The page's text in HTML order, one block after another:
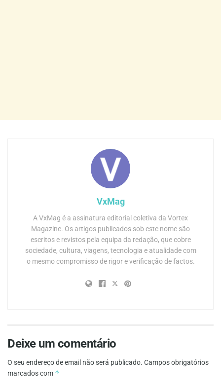
VxMag
A VxMag é a assinatura editorial coletiva da Vortex
Magazine. Os artigos publicados sob este nome são
escritos e revistos pela equipa da redação, que cobre
sociedade, cultura, viagens, tecnologia e atualidade com
o mesmo compromisso de rigor e verificação de factos.
Deixe um comentário
O seu endereço de email não será publicado. Campos obrigatórios
marcados com *